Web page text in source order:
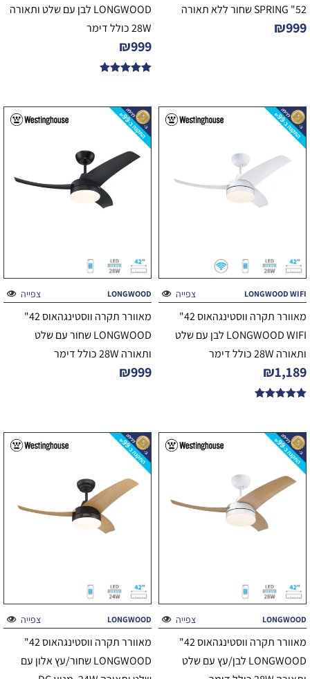
52" SPRING שחור ללא תאורה
₪999
LONGWOOD לבן עם שלט ותאורה
28W כולל דימר
₪999
צפייה LONGWOOD WIFI
מאוורר תקרה ווסטינגהאוס 42"
LONGWOOD WIFI לבן עם שלט
ותאורה 28W כולל דימר
₪1,189
צפייה LONGWOOD
מאוורר תקרה ווסטינגהאוס 42"
LONGWOOD שחור עם שלט
ותאורה 28W כולל דימר
₪999
צפייה LONGWOOD
מאוורר תקרה ווסטינגהאוס 42"
LONGWOOD לבן/עץ עם שלט
צפייה LONGWOOD
מאוורר תקרה ווסטינגהאוס 42"
LONGWOOD שחור/עץ אלון עם